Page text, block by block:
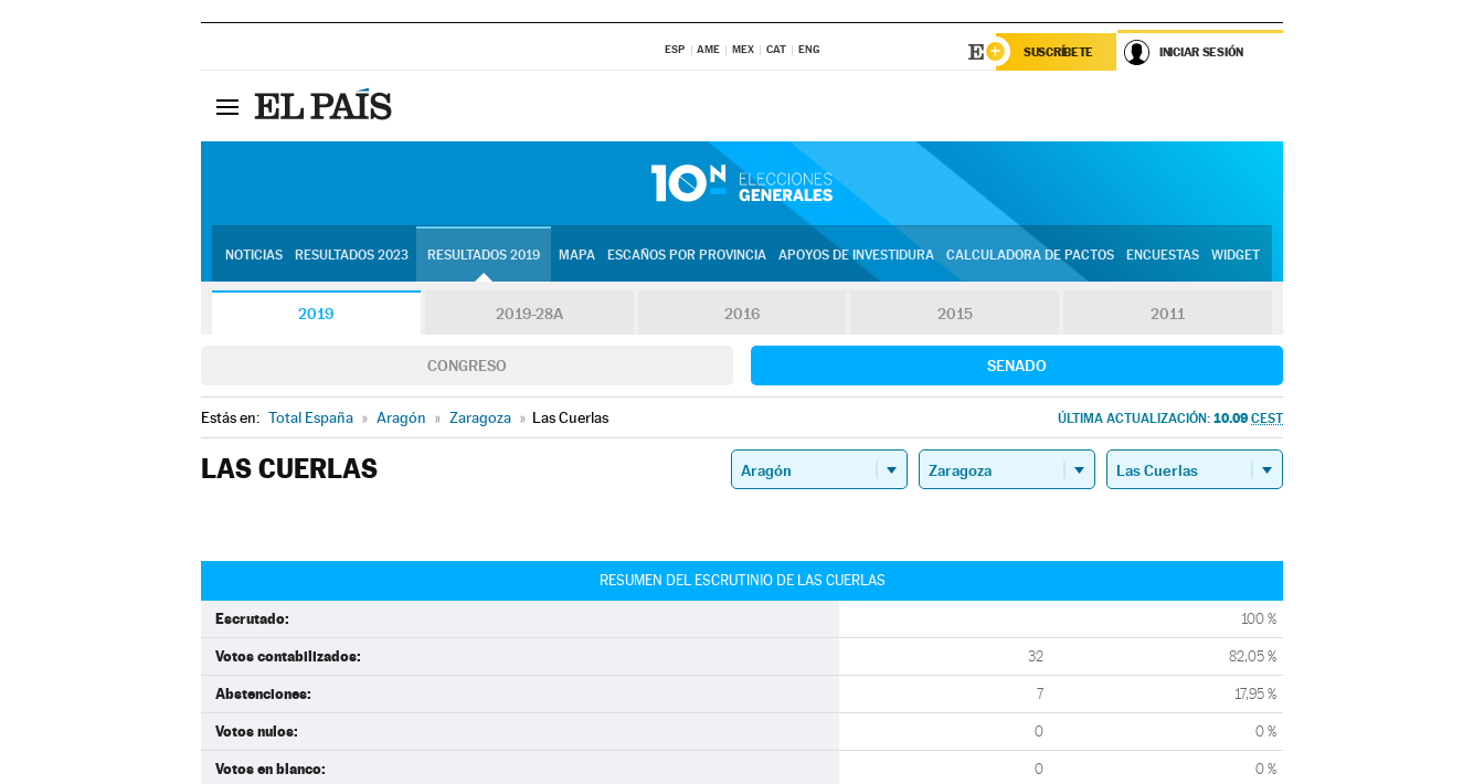
ESP AME MEX CAT ENG SUSCRÍBETE INICIAR SESIÓN
NOTICIAS RESULTADOS 2023 RESULTADOS 2019 MAPA ESCAÑOS POR PROVINCIA APOYOS DE INVESTIDURA CALCULADORA DE PACTOS ENCUESTAS WIDGET
2019 2019-28A 2016 2015 2011
CONGRESO SENADO
Estás en: Total España » Aragón » Zaragoza » Las Cuerlas ÚLTIMA ACTUALIZACIÓN: 10.09 CEST
LAS CUERLAS
RESUMEN DEL ESCRUTINIO DE LAS CUERLAS
Escrutado: 100 %
Votos contabilizados: 32 82,05 %
Abstenciones: 7 17,95 %
Votos nulos: 0 0 %
Votos en blanco: 0 0 %